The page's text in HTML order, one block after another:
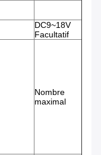
DC9~18V
Facultatif
Nombre
maximal